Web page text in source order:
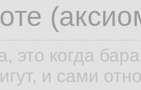
это когда
и сами